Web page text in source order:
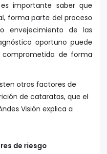
importante saber que
forma parte del proceso
envejecimiento de las
oportuno puede
de forma
otros factores de
de cataratas, que el
Visión explica a
de riesgo